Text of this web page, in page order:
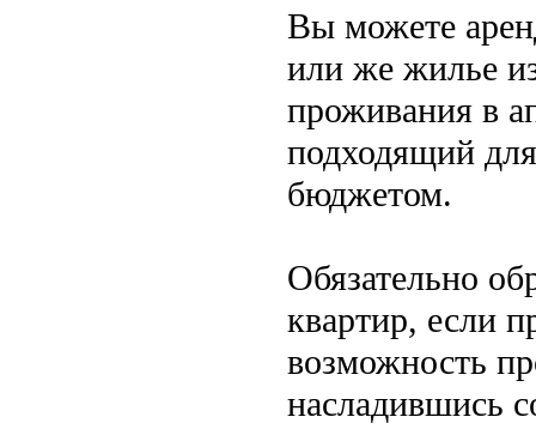
Вы можете
или же жилье
проживания в
подходящий
бюджетом.
Обязательно
квартир, если
возможность
насладившись